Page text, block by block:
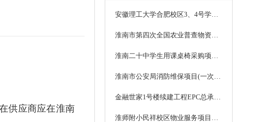
供应商应在淮南
安徽理工大学合肥校区3、4号学生公寓人行闸机采购项目成交结果公告
淮南市第四次全国农业普查物资采购（二次）成交结果公告
淮南二十中学生用课桌椅采购项目（一次） 竞争性磋商公告
淮南市公安局消防维保项目(一次)竞争性谈判公告
金融世家1号楼续建工程EPC总承包项目监理竞争性磋商公告
淮师附小民祥校区物业服务项目询比采购公告